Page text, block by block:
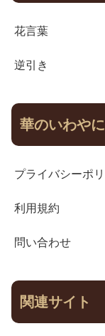
花言葉
逆引き
華のいわや
プライバシーポ
利用規約
問い合わせ
関連サイト